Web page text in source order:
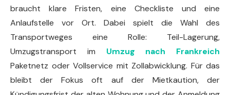
braucht klare Fristen, eine Checkliste und eine
Anlaufstelle vor Ort. Dabei spielt die Wahl des
Transportweges eine Rolle: Teil-Lagerung,
Umzugstransport im Umzug nach Frankreich
Paketnetz oder Vollservice mit Zollabwicklung. Für das
bleibt der Fokus oft auf der Mietkaution, der